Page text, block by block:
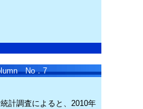
No．7
計調査によると、2010年